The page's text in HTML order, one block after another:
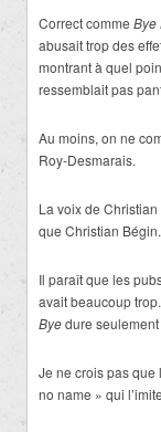
Correct comme Bye
abusait trop des
montrant à quel
ressemblait pas
Au moins, on ne
Roy-Desmarais.
La voix de
que Christian Bégin.
Il paraît que les
avait beaucoup
Byedure
Je ne crois pas que
no name » qui